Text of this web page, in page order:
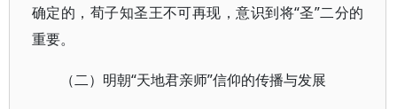
确定的，荀子知圣王不可再现，意识到将“圣”二分的
重要。
（二）明朝“天地君亲师”信仰的传播与发展